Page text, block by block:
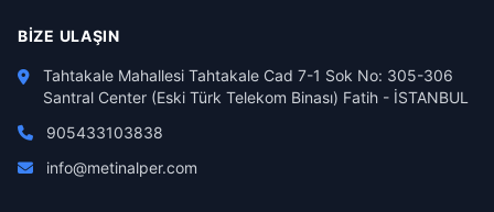
BIZE ULAŞIN
Tahtakale Mahallesi Tahtakale Cad 7-1 Sok No: 305-306
Santral Center (Eski Türk Telekom Binası) Fatih - İSTANBUL
905433103838
info@metinalper.com